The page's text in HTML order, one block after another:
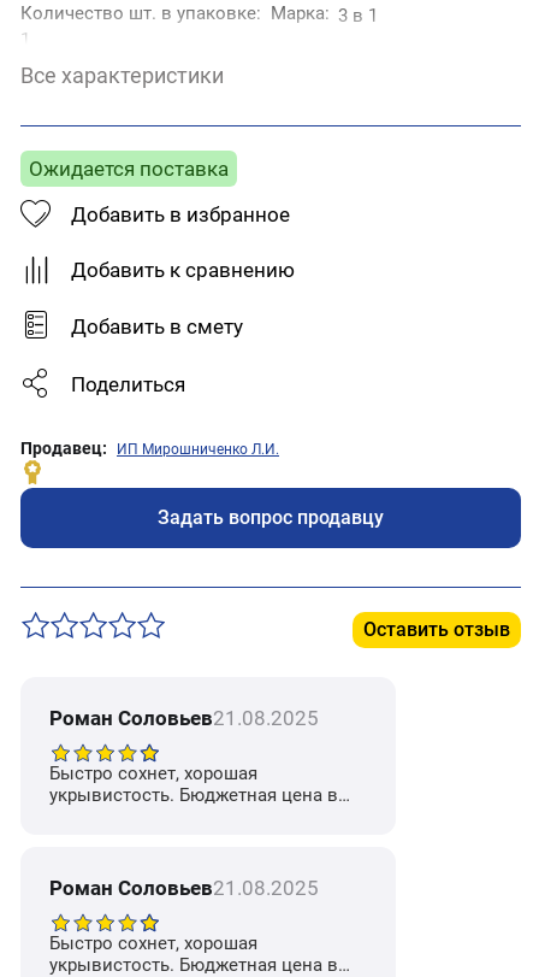
Количество шт. в упаковке:
1
Марка: 3 в 1
Назначение: Для металла
Россия
Тип товара: Грунт-эмаль
Все характеристики
Ожидается поставка
Добавить в избранное
Добавить к сравнению
Добавить в смету
Поделиться
Продавец: ИП Мирошниченко Л.И.
Задать вопрос продавцу
Оставить отзыв
Роман Соловьев21.08.2025
Быстро сохнет, хорошая
укрывистость. Бюджетная цена в
Роман Соловьев21.08.2025
Быстро сохнет, хорошая
укрывистость. Бюджетная цена в